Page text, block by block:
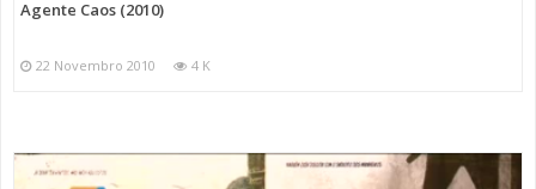
Agente Caos (2010)
22 Novembro 2010 4 K